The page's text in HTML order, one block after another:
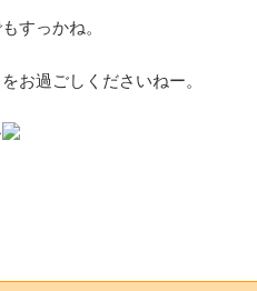
すっかね。
お過ごしくださいねー。